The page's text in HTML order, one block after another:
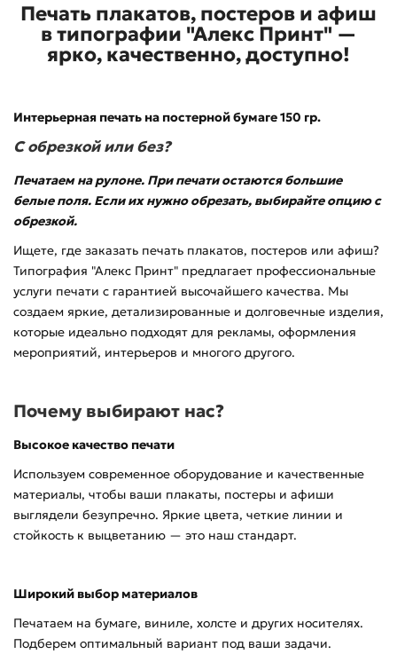
Печать плакатов, постеров и афиш
в типографии "Алекс Принт" —
ярко, качественно, доступно!
Интерьерная печать на постерной бумаге 150 гр.
С обрезкой или без?
Печатаем на рулоне. При печати остаются большие
белые поля. Если их нужно обрезать, выбирайте опцию с
обрезкой.
Ищете, где заказать печать плакатов, постеров или афиш?
Типография "Алекс Принт" предлагает профессиональные
услуги печати с гарантией высочайшего качества. Мы
создаем яркие, детализированные и долговечные изделия,
которые идеально подходят для рекламы, оформления
мероприятий, интерьеров и многого другого.
Почему выбирают нас?
Высокое качество печати
Используем современное оборудование и качественные
материалы, чтобы ваши плакаты, постеры и афиши
выглядели безупречно. Яркие цвета, четкие линии и
стойкость к выцветанию — это наш стандарт.
Широкий выбор материалов
Печатаем на бумаге, виниле, холсте и других носителях.
Подберем оптимальный вариант под ваши задачи.